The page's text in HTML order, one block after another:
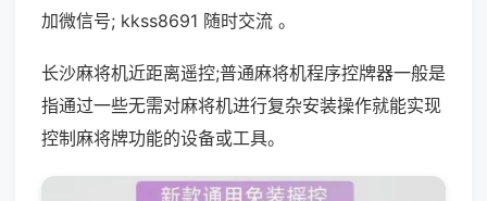
加微信号; kkss8691 随时交流 。
长沙麻将机近距离遥控;普通麻将机程序控牌器一般是
指通过一些无需对麻将机进行复杂安装操作就能实现
控制麻将牌功能的设备或工具。